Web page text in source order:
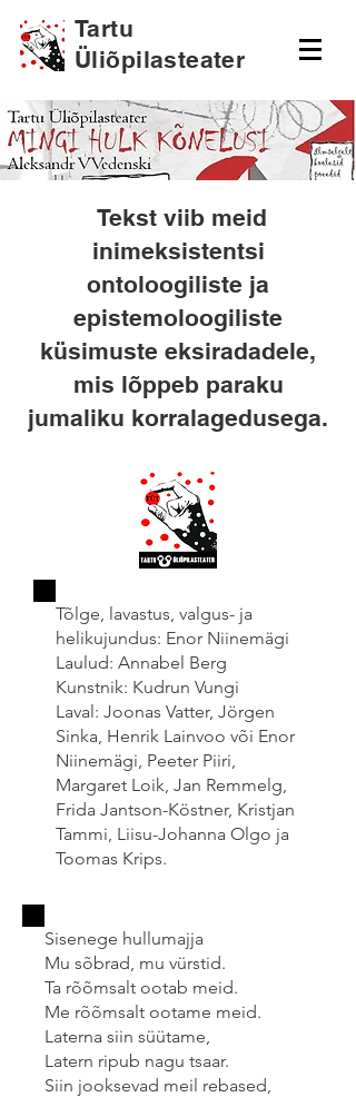
Tartu
Üliõpilasteater
Tekst viib meid
inimeksistentsi
ontoloogiliste ja
epistemoloogiliste
küsimuste eksiradadele,
mis lõppeb paraku
jumaliku korralagedusega.
Tõlge, lavastus, valgus- ja
helikujundus: Enor Niinemägi
Laulud: Annabel Berg
Kunstnik: Kudrun Vungi
Laval: Joonas Vatter, Jörgen
Sinka, Henrik Lainvoo või Enor
Niinemägi, Peeter Piiri,
Margaret Loik, Jan Remmelg,
Frida Jantson-Köstner, Kristjan
Tammi, Liisu-Johanna Olgo ja
Toomas Krips.
Sisenege hullumajja
Mu sõbrad, mu vürstid.
Ta rõõmsalt ootab meid.
Me rõõmsalt ootame meid.
Laterna siin süütame,
Latern ripub nagu tsaar.
Siin jooksevad meil rebased,